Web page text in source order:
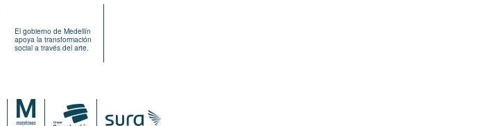
El gobierno de Medellín
apoya la transformación
social a través del arte.